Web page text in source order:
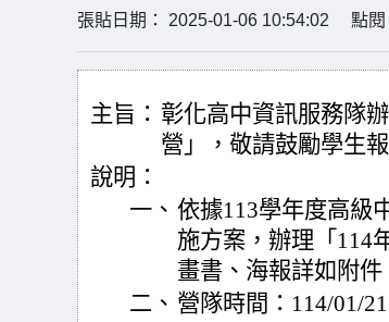
張貼日期： 2025-01-06 10:54:02 點閱
主旨： 彰化高中資訊服務隊
營」，敬請鼓勵學生
說明：
一、 依據113學年度高級
施方案，辦理「114
畫書、海報詳如附件
二、 營隊時間：114/01/